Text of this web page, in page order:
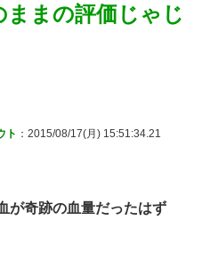
まの評価じゃじ
ト ：2015/08/17(月) 15:51:34.21
が奇跡の血量だったはず